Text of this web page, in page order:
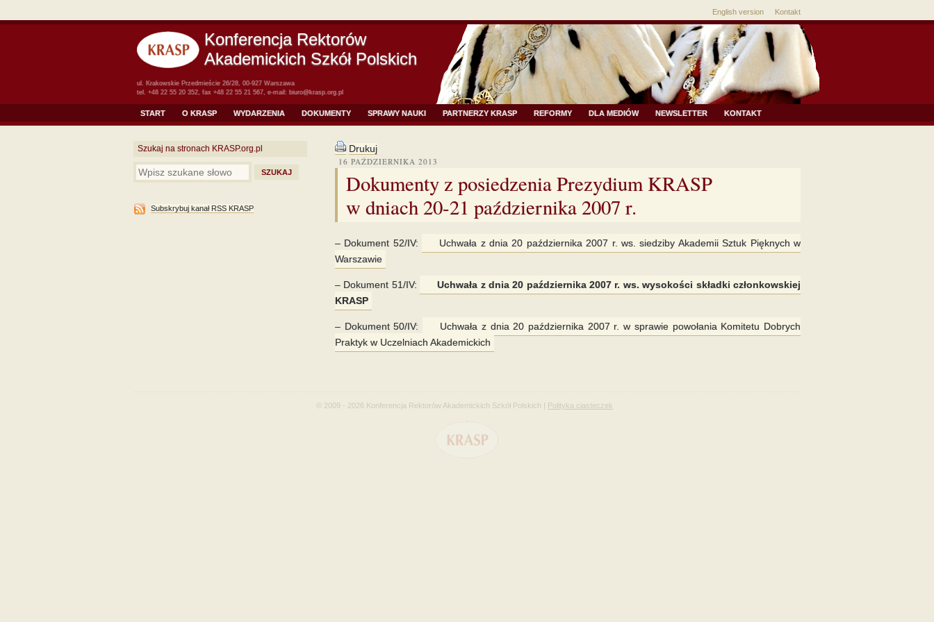
English version Kontakt
Konferencja Rektorów
Akademickich Szkół Polskich
ul. Krakowskie Przedmieście 26/28, 00-927 Warszawa
tel. +48 22 55 20 352, fax +48 22 55 21 567, e-mail: biuro@krasp.org.pl
START O KRASP WYDARZENIA DOKUMENTY SPRAWY NAUKI PARTNERZY KRASP REFORMY DLA MEDIÓW NEWSLETTER KONTAKT
Szukaj na stronach KRASP.org.pl
Subskrybuj kanał RSS KRASP
Drukuj
16 PAŹDZIERNIKA 2013
Dokumenty z posiedzenia Prezydium KRASP
w dniach 20-21 października 2007 r.
– Dokument 52/IV:
Uchwała z dnia 20 października 2007 r. ws. siedziby Akademii Sztuk Pięknych w
Warszawie
– Dokument 51/IV:
Uchwała z dnia 20 października 2007 r. ws. wysokości składki członkowskiej
KRASP
– Dokument 50/IV:
Uchwała z dnia 20 października 2007 r. w sprawie powołania Komitetu Dobrych
Praktyk w Uczelniach Akademickich
© 2009 - 2026 Konferencja Rektorów Akademickich Szkół Polskich | Polityka ciasteczek